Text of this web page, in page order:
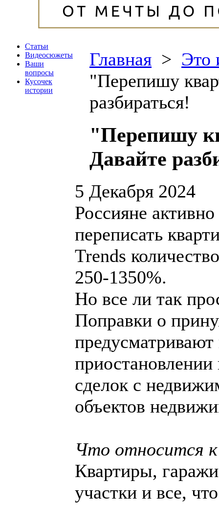
Статьи
Видеосюжеты
Ваши
вопросы
Кусочек
истории
Главная > Это
"Перепишу
разбираться!
"Перепишу
Давайте
5 Декабря 2024
Россияне
переписать
Trends
250-1350%.
Но все ли так
Поправки о
приостановлении
сделок с
объектов
Что относится
Квартиры,
участки и все,